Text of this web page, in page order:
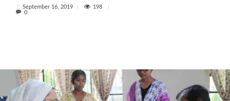
September 16, 2019
198
0